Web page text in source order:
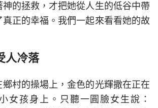
神的拯救，才把她從人生的低谷中帶
正的幸福。我們一起來看看她的故
人冷落
鄉村的操場上，金色的光輝撒在正在
女孩身上。只聽一圓臉女生說：